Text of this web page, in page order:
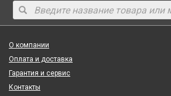
О компании
Оплата и доставка
Гарантия и сервис
Контакты